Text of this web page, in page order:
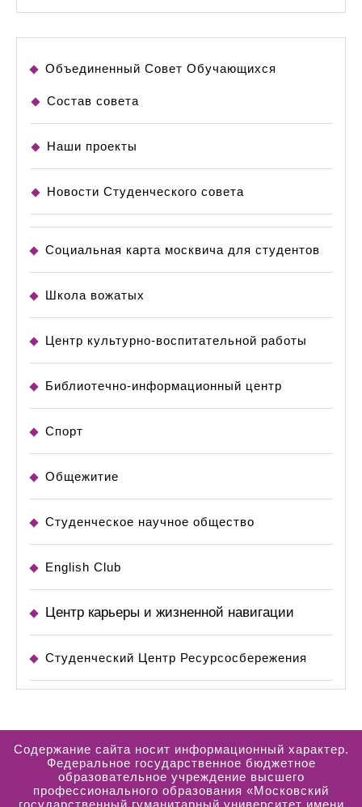
Объединенный Совет Обучающихся
Состав совета
Наши проекты
Новости Студенческого совета
Социальная карта москвича для студентов
Школа вожатых
Центр культурно-воспитательной работы
Библиотечно-информационный центр
Спорт
Общежитие
Студенческое научное общество
English Club
Центр карьеры и жизненной навигации
Студенческий Центр Ресурсосбережения
Содержание сайта носит информационный характер.
Федеральное государственное бюджетное
образовательное учреждение высшего
профессионального образования «Московский
государственный гуманитарный университет имени